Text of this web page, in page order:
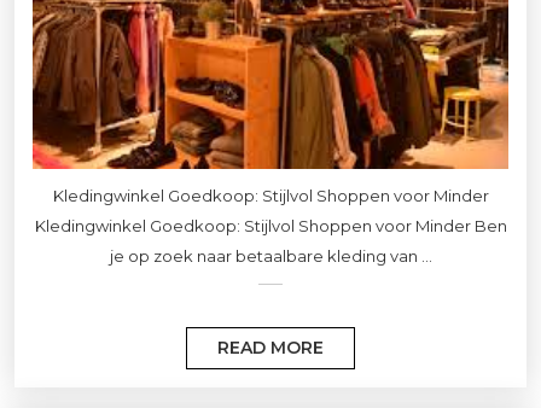
Kledingwinkel Goedkoop: Stijlvol Shoppen voor Minder
Kledingwinkel Goedkoop: Stijlvol Shoppen voor Minder Ben
je op zoek naar betaalbare kleding van ...
READ MORE